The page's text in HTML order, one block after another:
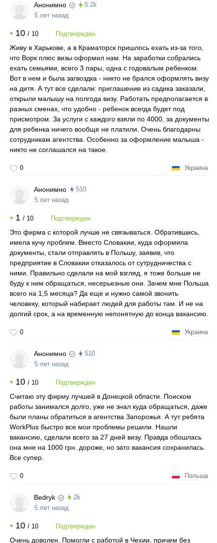
Анонимно
5.2k
5 лет назад
10 / 10 Подтвержден
Живу в Харькове, а в Краматорск пришлось ехать из-за того,
что Ворк плюс визы оформил нам. На заработки собрались
ехать семьями, всего 3 пары, одна с годовалым ребенком.
Вот в нем и была загвоздка - никто не брался оформлять визу
на дитя. А тут все сделали: приглашение из садика заказали,
открыли малышу на полгода визу. Работать предполагается в
разных сменах, что удобно - ребенок всегда будет под
присмотром. За услуги с каждого взяли по 4000, за документы
для ребенка ничего вообще не платили. Очень благодарны
сотрудникам агентства. Особенно за оформление малыша -
никто не соглашался на такое.
0 Украина
Анонимно
510
5 лет назад
1 / 10 Подтвержден
Это фирма с которой лучше не связываться. Обратившись,
имела кучу проблем. Вместо Словакии, куда оформила
документы, стали отправлять в Польшу, заявив, что
предприятие в Словакии отказалось от сутрудничества с
ними. Правильно сделали на мой взгляд, я тоже больше не
буду к ним обращаться, несерьезные они. Зачем мне Польша
всего на 1,5 месяца? Да еще и нужно самой звонить
человеку, который набирает людей для работы там. И не на
долгий срок, а на временную непонятную до конца вакансию.
0 Украина
Анонимно
510
5 лет назад
10 / 10 Подтвержден
Считаю эту фирму лучшей в Донецкой области. Поиском
работы занимался долго, уже не знал куда обращаться, даже
были планы обратиться в агентства Запорожья. А тут ребята
WorkPlus быстро все мои проблемы решили. Нашли
вакансию, сделали всего за 27 дней визу. Правда обошлась
она мне на 1000 грн. дороже, но зато вакансия сохранилась.
Все супер.
0 Польша
Bedryk
2k
5 лет назад
10 / 10 Подтвержден
Очень доволен. Помогли с работой в Чехии, причем без